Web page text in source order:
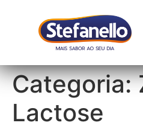
Categoria:
Lactose